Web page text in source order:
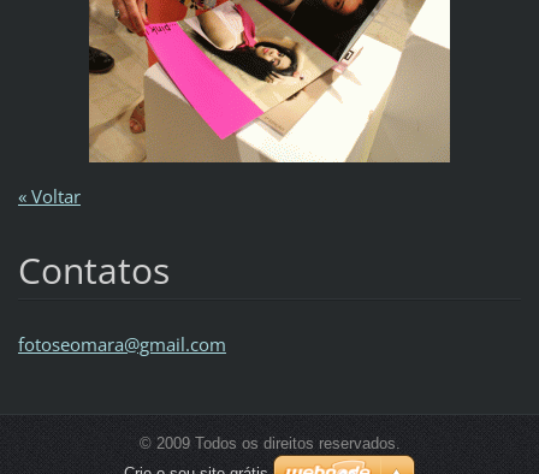
« Voltar
Contatos
fotoseomara@gmail.com
© 2009 Todos os direitos reservados.